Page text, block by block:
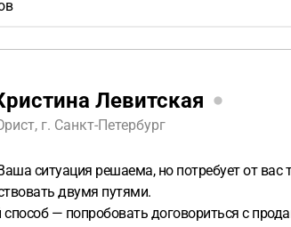
Левитская
г. Санкт-Петербург
ситуация решаема, но потребует от вас
двумя путями.
— попробовать договориться с